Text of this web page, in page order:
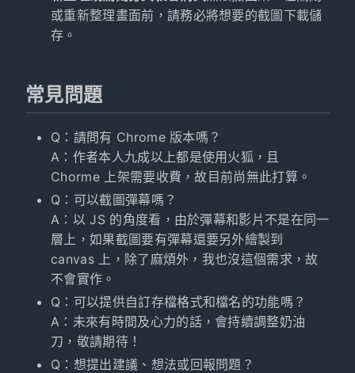
或重新整理畫面前，請務必將想要的截圖下載儲
存。
常見問題
Q：請問有 Chrome 版本嗎？
A：作者本人九成以上都是使用火狐，且
Chorme 上架需要收費，故目前尚無此打算。
Q：可以截圖彈幕嗎？
A：以 JS 的角度看，由於彈幕和影片不是在同一
層上，如果截圖要有彈幕還要另外繪製到
canvas 上，除了麻煩外，我也沒這個需求，故
不會實作。
Q：可以提供自訂存檔格式和檔名的功能嗎？
A：未來有時間及心力的話，會持續調整奶油
刀，敬請期待！
Q：想提出建議、想法或回報問題？